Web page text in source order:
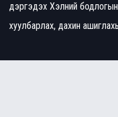
дэргэдэх Хэлний бодлогын
хуулбарлах, дахин